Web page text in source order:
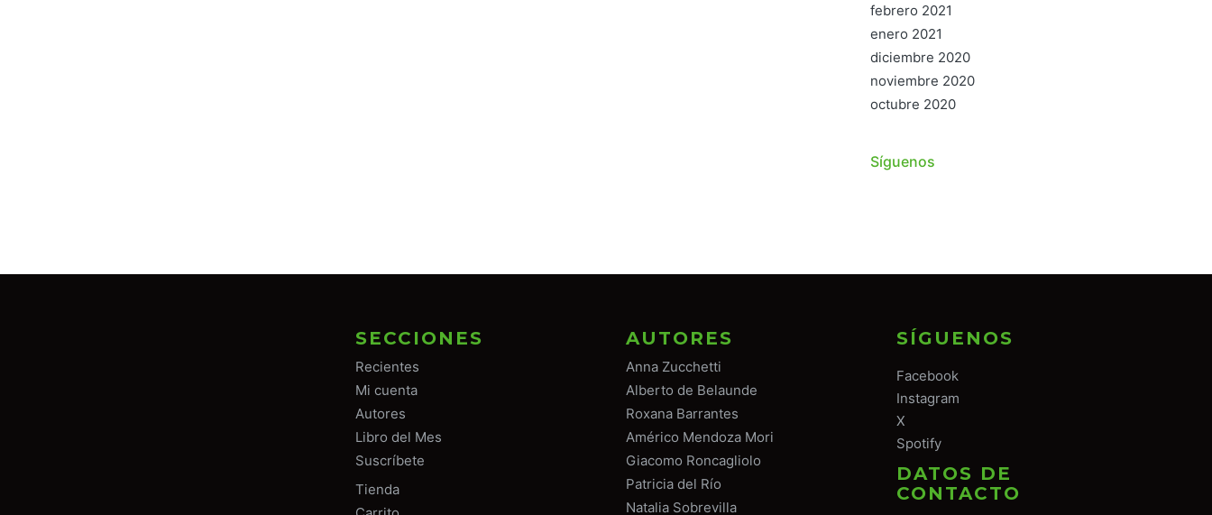
febrero 2021
enero 2021
diciembre 2020
noviembre 2020
octubre 2020
Síguenos
SECCIONES
Recientes
Mi cuenta
Autores
Libro del Mes
Suscríbete
Tienda
AUTORES
Anna Zucchetti
Alberto de Belaunde
Roxana Barrantes
Américo Mendoza Mori
Giacomo Roncagliolo
Patricia del Río
Natalia Sobrevilla
SÍGUENOS
Facebook
Instagram
X
Spotify
DATOS DE
CONTACTO